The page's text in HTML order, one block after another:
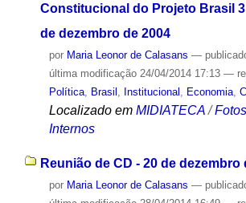
Constitucional do Projeto Brasil 3
de dezembro de 2004
por Maria Leonor de Calasans —
última modificação24/04/2014 17:13 —
Política, Brasil Institucional Economia,
Localizado em MIDIATECA /Fotos
Internos
Reunião de CD - 20 de dezembro
por Maria Leonor de Calasans —